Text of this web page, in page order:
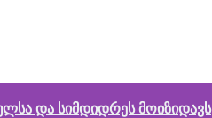
და სიმდიდრეს მოიზიდავს